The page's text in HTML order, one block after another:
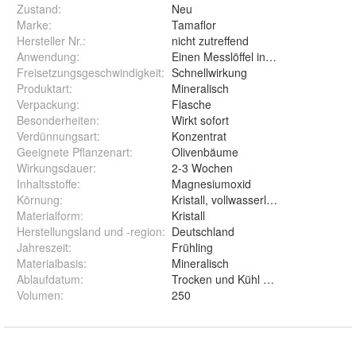
Zustand:
Neu
Marke:
Tamaflor
Hersteller Nr.:
nicht zutreffend
Anwendung:
Einen Messlöffel in 10 Liter Wasser
Freisetzungsgeschwindigkeit: Schnellwirkung
Produktart:
Mineralisch
Verpackung:
Flasche
Besonderheiten:
Wirkt sofort
Verdünnungsart:
Konzentrat
Geeignete Pflanzenart:
Olivenbäume
Wirkungsdauer:
2-3 Wochen
Inhaltsstoffe:
Magnesiumoxid
Körnung:
Kristall, vollwasserlöslich
Materialform:
Kristall
Herstellungsland und -region: Deutschland
Jahreszeit:
Frühling
Materialbasis:
Mineralisch
Ablaufdatum:
Trocken und Kühl gelagert, nahezu
Volumen: 250